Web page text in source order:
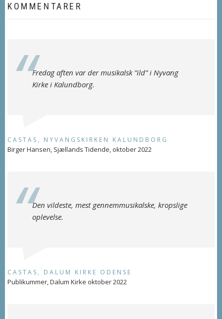
KOMMENTARER
Fredag aften var der musikalsk ”ild” i Nyvang
Kirke i Kalundborg.
CASTAS, NYVANGSKIRKEN KALUNDBORG
Birger Hansen, Sjællands Tidende, oktober 2022
Den vildeste, mest gennemmusikalske, kropslige
oplevelse.
CASTAS, DALUM KIRKE ODENSE
Publikummer, Dalum Kirke oktober 2022